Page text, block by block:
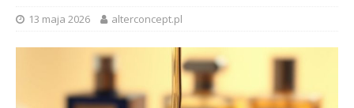
13 maja 2026 alterconcept.pl